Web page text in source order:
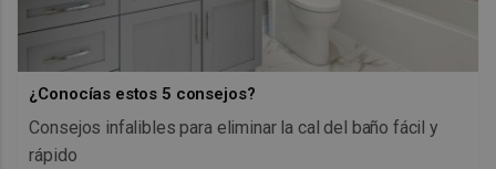
¿Conocías estos 5 consejos?
Consejos infalibles para eliminar la cal del baño fácil y
rápido